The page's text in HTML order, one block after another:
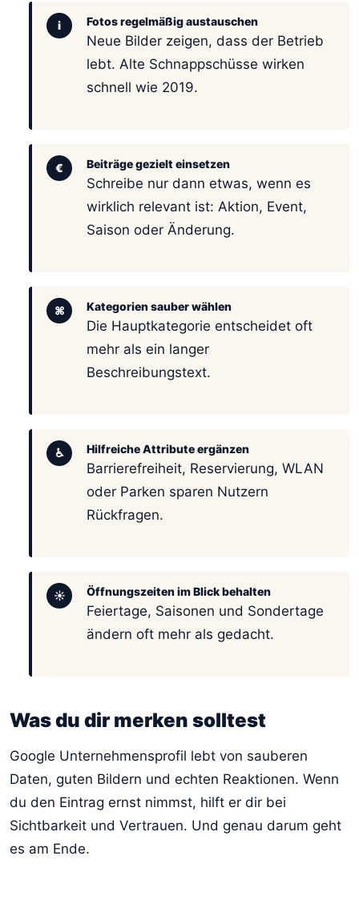
i Fotos regelmäßig austauschen
Neue Bilder zeigen, dass der Betrieb
lebt. Alte Schnappschüsse wirken
schnell wie 2019.
€ Beiträge gezielt einsetzen
Schreibe nur dann etwas, wenn es
wirklich relevant ist: Aktion, Event,
Saison oder Änderung.
⌘ Kategorien sauber wählen
Die Hauptkategorie entscheidet oft
mehr als ein langer
Beschreibungstext.
♿ Hilfreiche Attribute ergänzen
Barrierefreiheit, Reservierung, WLAN
oder Parken sparen Nutzern
Rückfragen.
☀ Öffnungszeiten im Blick behalten
Feiertage, Saisonen und Sondertage
ändern oft mehr als gedacht.
Was du dir merken solltest
Google Unternehmensprofil lebt von sauberen
Daten, guten Bildern und echten Reaktionen. Wenn
du den Eintrag ernst nimmst, hilft er dir bei
Sichtbarkeit und Vertrauen. Und genau darum geht
es am Ende.